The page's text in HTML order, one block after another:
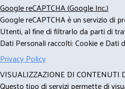
Google reCAPTCHA (Google Inc.)
Google reCAPTCHA è un servizio di
Utenti, al fine di filtrarlo da parti di
Dati Personali raccolti: Cookie e
Privacy Policy
VISUALIZZAZIONE DI CONTENUTI
Questo tipo di servizi permette di